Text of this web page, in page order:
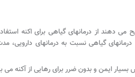
گیاهی نسبت به درمانهای دارویی، مدت
ایمن و بدون ضرر برای رهایی از آکنه می